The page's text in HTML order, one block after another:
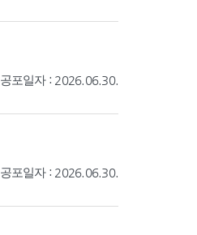
공포일자 : 2026.06.30.
공포일자 : 2026.06.30.